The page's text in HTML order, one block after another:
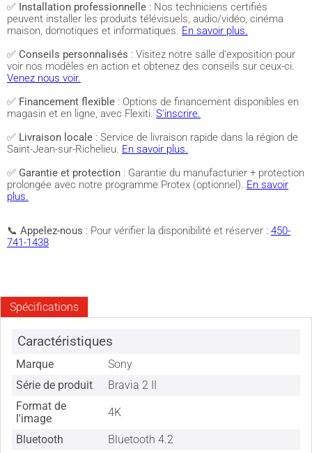
✅ Installation professionnelle : Nos techniciens certifiés
peuvent installer les produits télévisuels, audio/vidéo, cinéma
maison, domotiques et informatiques. En savoir plus.
✅ Conseils personnalisés : Visitez notre salle d'exposition pour
voir nos modèles en action et obtenez des conseils sur ceux-ci.
Venez nous voir.
✅ Financement flexible : Options de financement disponibles en
magasin et en ligne, avec Flexiti. S'inscrire.
✅ Livraison locale : Service de livraison rapide dans la région de
Saint-Jean-sur-Richelieu. En savoir plus.
✅ Garantie et protection : Garantie du manufacturier + protection
prolongée avec notre programme Protex (optionnel). En savoir
plus.
📞 Appelez-nous : Pour vérifier la disponibilité et réserver : 450-
741-1438
Spécifications
Caractéristiques
Marque
Sony
Série de produit
Bravia 2 II
Format de
l'image
4K
Bluetooth
Bluetooth 4.2